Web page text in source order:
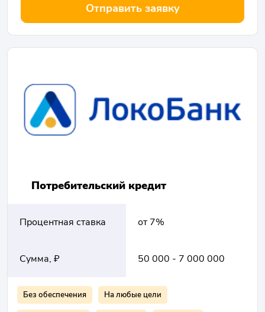
Отправить заявку
Потребительский кредит
Процентная ставка от 7%
Сумма, ₽ 50 000 - 7 000 000
Без обеспечения На любые цели